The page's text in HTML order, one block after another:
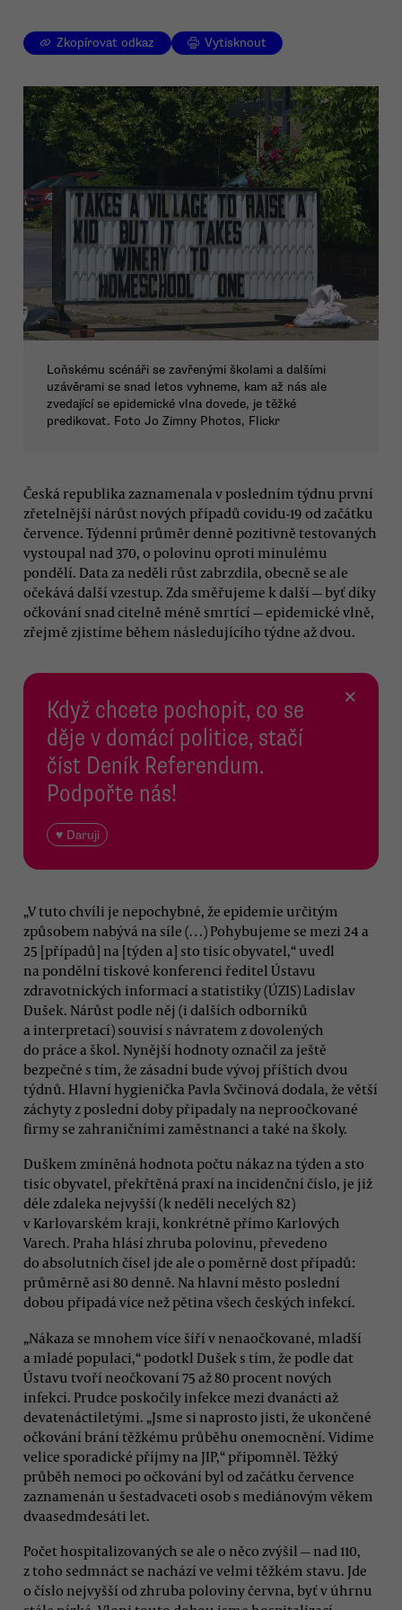
Zkopírovat odkaz Vytisknout
Loňskému scénáři se zavřenými školami a dalšími
uzávěrami se snad letos vyhneme, kam až nás ale
zvedající se epidemické vlna dovede, je těžké
predikovat. Foto Jo Zimny Photos, Flickr
Česká republika zaznamenala v posledním týdnu první
zřetelnější nárůst nových případů covidu-19 od začátku
července. Týdenní průměr denně pozitivně testovaných
vystoupal nad 370, o polovinu oproti minulému
pondělí. Data za neděli růst zabrzdila, obecně se ale
očekává další vzestup. Zda směřujeme k další — byť díky
očkování snad citelně méně smrtící — epidemické vlně,
zřejmě zjistíme během následujícího týdne až dvou.
Když chcete pochopit, co se
děje v domácí politice, stačí
číst Deník Referendum.
Podpořte nás!
♥ Daruji
×
„V tuto chvíli je nepochybné, že epidemie určitým
způsobem nabývá na síle (…) Pohybujeme se mezi 24 a
25 [případů] na [týden a] sto tisíc obyvatel,“ uvedl
na pondělní tiskové konferenci ředitel Ústavu
zdravotnických informací a statistiky (ÚZIS) Ladislav
Dušek. Nárůst podle něj (i dalších odborníků
a interpretací) souvisí s návratem z dovolených
do práce a škol. Nynější hodnoty označil za ještě
bezpečné s tím, že zásadní bude vývoj příštích dvou
týdnů. Hlavní hygienička Pavla Svčinová dodala, že větší
záchyty z poslední doby připadaly na neproočkované
firmy se zahraničními zaměstnanci a také na školy.
Duškem zmíněná hodnota počtu nákaz na týden a sto
tisíc obyvatel, překřtěná praxí na incidenční číslo, je již
déle zdaleka nejvyšší (k neděli necelých 82)
v Karlovarském kraji, konkrétně přímo Karlových
Varech. Praha hlásí zhruba polovinu, převedeno
do absolutních čísel jde ale o poměrně dost případů:
průměrně asi 80 denně. Na hlavní město poslední
dobou připadá více než pětina všech českých infekcí.
„Nákaza se mnohem více šíří v nenaočkované, mladší
a mladé populaci,“ podotkl Dušek s tím, že podle dat
Ústavu tvoří neočkovaní 75 až 80 procent nových
infekcí. Prudce poskočily infekce mezi dvanácti až
devatenáctiletými. „Jsme si naprosto jisti, že ukončené
očkování brání těžkému průběhu onemocnění. Vidíme
velice sporadické příjmy na JIP,“ připomněl. Těžký
průběh nemoci po očkování byl od začátku července
zaznamenán u šestadvaceti osob s mediánovým věkem
dvaasedmdesáti let.
Počet hospitalizovaných se ale o něco zvýšil — nad 110,
z toho sedmnáct se nachází ve velmi těžkém stavu. Jde
o číslo nejvyšší od zhruba poloviny června, byť v úhrnu